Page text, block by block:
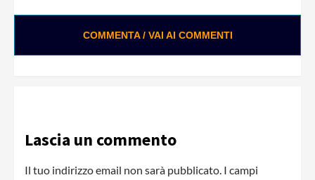
COMMENTA / VAI AI COMMENTI
Lascia un commento
Il tuo indirizzo email non sarà pubblicato. I campi